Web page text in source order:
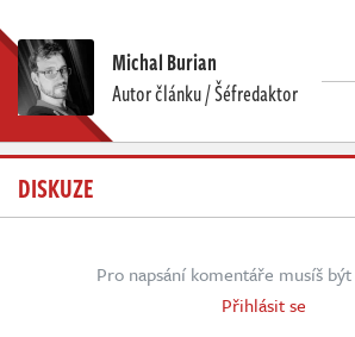
Michal Burian
Autor článku / Šéfredaktor
DISKUZE
Pro napsání komentáře musíš
Přihlásit se